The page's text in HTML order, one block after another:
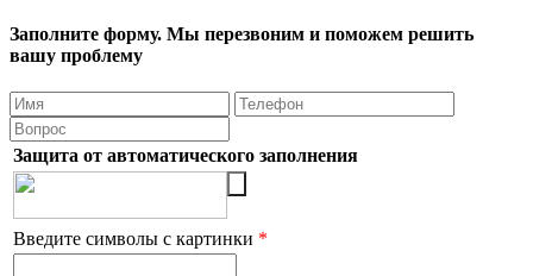
Заполните форму. Мы перезвоним и поможем решить
вашу проблему
Защита от автоматического заполнения
Введите символы с картинки *